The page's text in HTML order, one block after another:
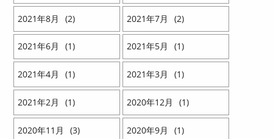
2021 8 2 2021 7 2
2021 6 1 2021 5 1
2021 4 1 2021 3 1
2021 2 1 2020 12 1
2020 11 3 2020 9 1